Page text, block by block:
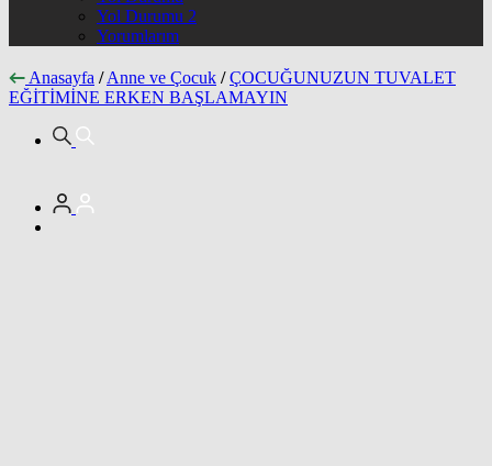
Yol Durumu 2
Yorumlarım
Anasayfa /Anne ve Çocuk / ÇOCUĞUNUZUN TUVALET
EĞİTİMİNE ERKEN BAŞLAMAYIN